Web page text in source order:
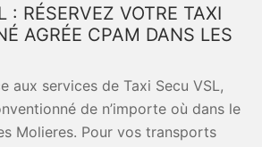
: RÉSERVEZ VOTRE TAXI
AGRÉE CPAM DANS LES
aux services de Taxi Secu VSL,
de n’importe où dans le
Molieres. Pour vos transports